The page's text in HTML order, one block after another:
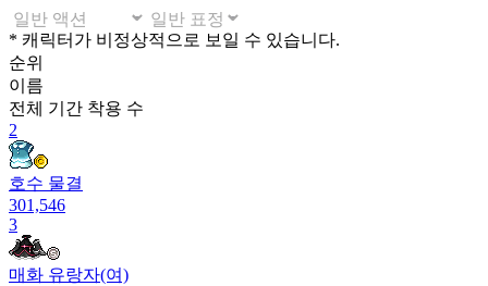
* 캐릭터가 비정상적으로 보일 수 있습니다.
순위
이름
전체 기간 착용 수
2
호수 물결
301,546
3
매화 유랑자(여)